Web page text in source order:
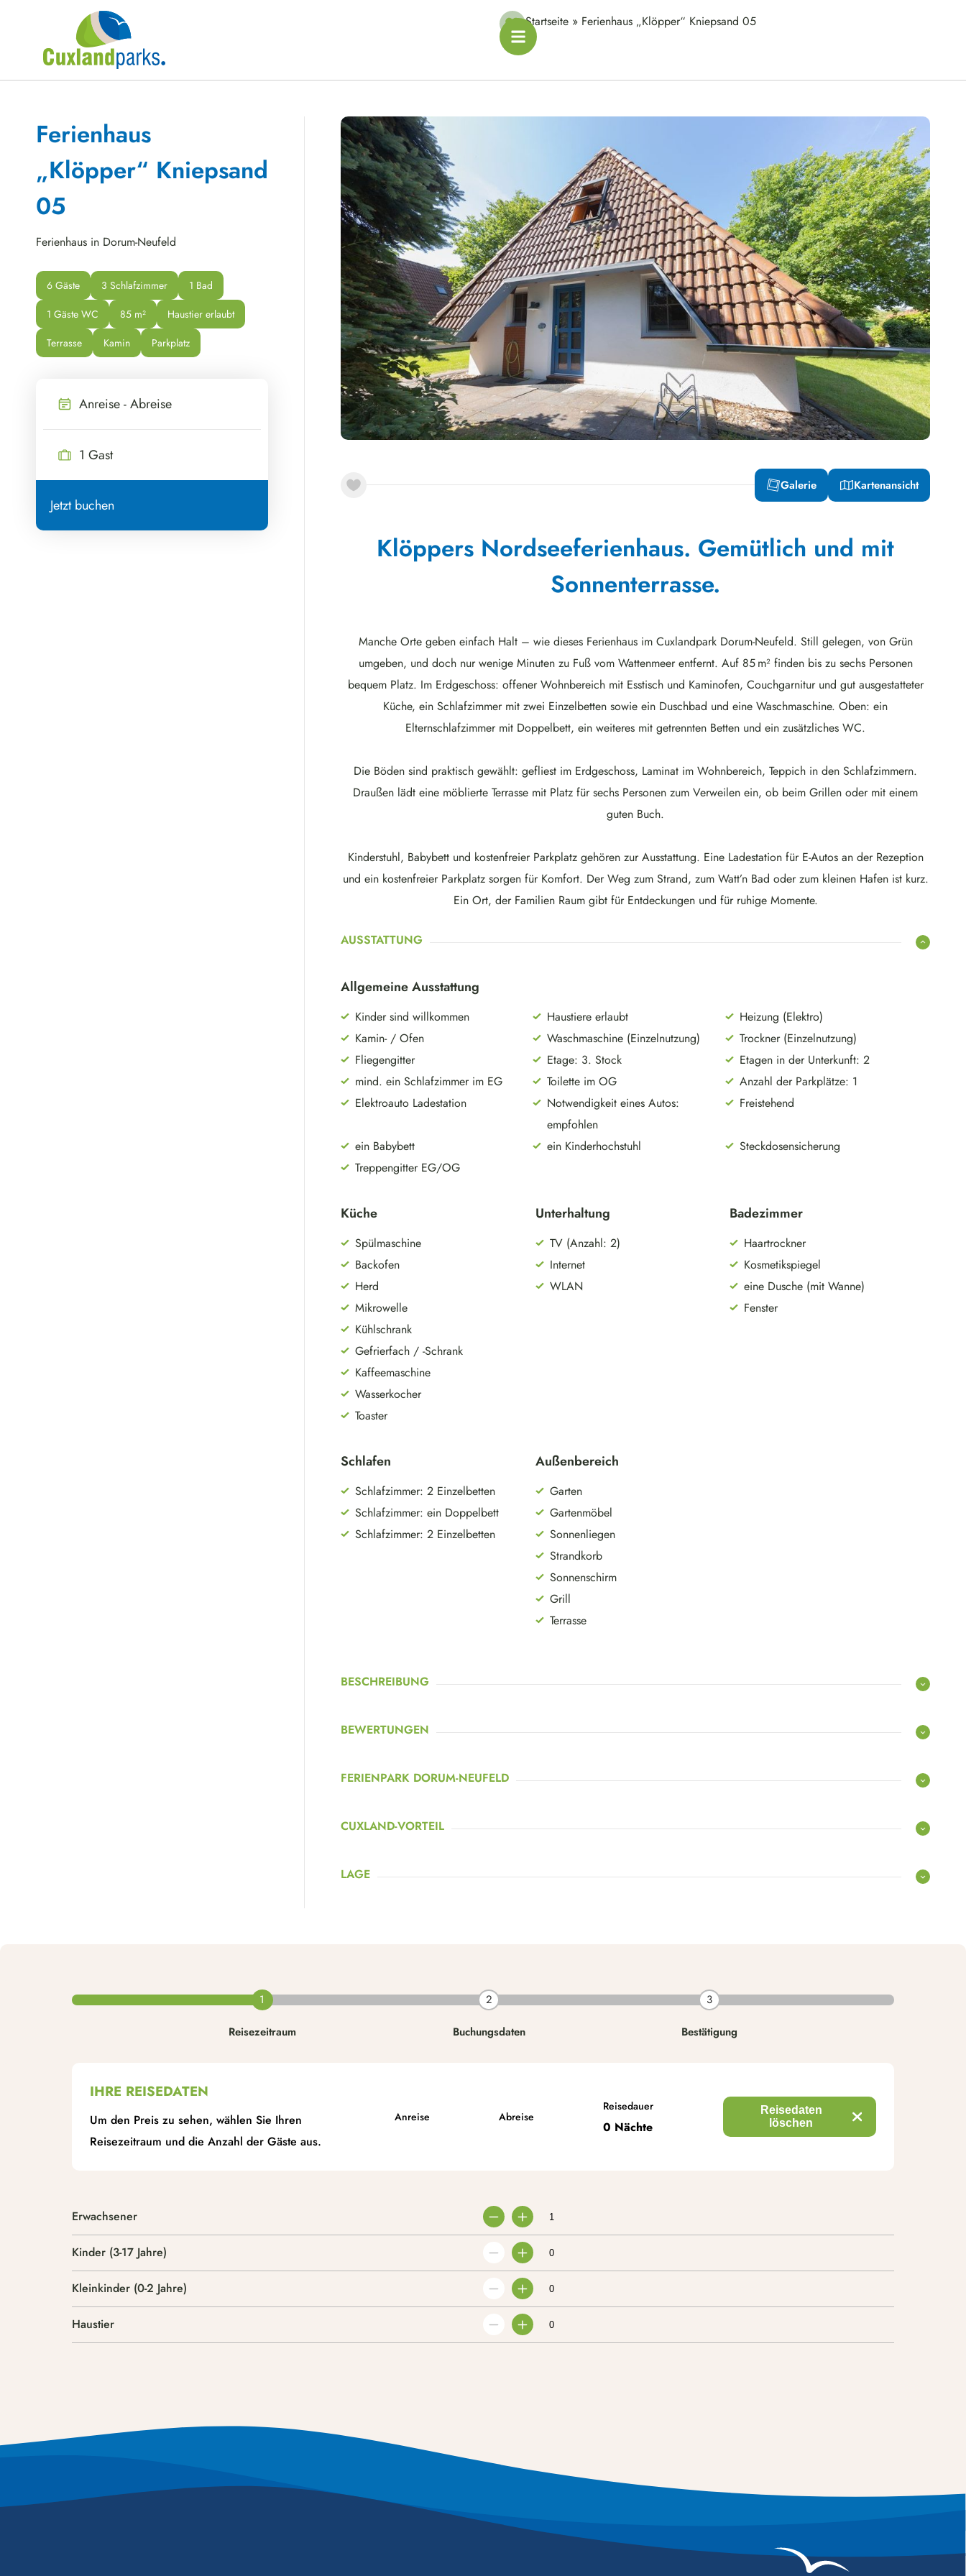
Startseite» Ferienhaus „Klöpper“ Kniepsand 05
Ferienhaus
„Klöpper“ Kniepsand
05
Ferienhaus in Dorum-Neufeld
6 Gäste 3 Schlafzimmer
1 Bad
1 Gäste WC
85 m²
Haustier erlaubt
Terrasse
Kamin Parkplatz
Galerie Kartenansicht
Klöppers Nordseeferienhaus. Gemütlich und mit
Sonnenterrasse.
Manche Orte geben einfach Halt – wie dieses Ferienhaus im Cuxlandpark Dorum-Neufeld. Still gelegen, von Grün
umgeben, und doch nur wenige Minuten zu Fuß vom Wattenmeer entfernt. Auf 85 m² finden bis zu sechs Personen
bequem Platz. Im Erdgeschoss: offener Wohnbereich mit Esstisch und Kaminofen, Couchgarnitur und gut ausgestatteter
Küche, ein Schlafzimmer mit zwei Einzelbetten sowie ein Duschbad und eine Waschmaschine. Oben: ein
Elternschlafzimmer mit Doppelbett, ein weiteres mit getrennten Betten und ein zusätzliches WC.
Die Böden sind praktisch gewählt: gefliest im Erdgeschoss, Laminat im Wohnbereich, Teppich in den Schlafzimmern.
Draußen lädt eine möblierte Terrasse mit Platz für sechs Personen zum Verweilen ein, ob beim Grillen oder mit einem
guten Buch.
Kinderstuhl, Babybett und kostenfreier Parkplatz gehören zur Ausstattung. Eine Ladestation für E-Autos an der Rezeption
und ein kostenfreier Parkplatz sorgen für Komfort. Der Weg zum Strand, zum Watt’n Bad oder zum kleinen Hafen ist kurz.
Ein Ort, der Familien Raum gibt für Entdeckungen und für ruhige Momente.
AUSSTATTUNG
Allgemeine Ausstattung
Kinder sind willkommen Haustiere erlaubt
Heizung (Elektro)
Kamin- / Ofen
Waschmaschine (Einzelnutzung)
Trockner (Einzelnutzung)
Fliegengitter
Etage: 3. Stock
Etagen in der Unterkunft: 2
mind. ein Schlafzimmer im EG
Toilette im OG
Anzahl der Parkplätze: 1
Elektroauto Ladestation
Notwendigkeit eines Autos:
empfohlen
Freistehend
ein Babybett ein Kinderhochstuhl
Steckdosensicherung
Treppengitter EG/OG
Küche
Spülmaschine
Backofen
Herd
Mikrowelle
Kühlschrank
Gefrierfach / -Schrank
Kaffeemaschine
Wasserkocher
Toaster
Unterhaltung
TV (Anzahl: 2)
Internet
WLAN
Badezimmer
Haartrockner
Kosmetikspiegel
eine Dusche (mit Wanne)
Fenster
Schlafen
Schlafzimmer: 2 Einzelbetten
Schlafzimmer: ein Doppelbett
Schlafzimmer: 2 Einzelbetten
Außenbereich
Garten
Gartenmöbel
Sonnenliegen
Strandkorb
Sonnenschirm
Grill
Terrasse
BESCHREIBUNG
BEWERTUNGEN
FERIENPARK DORUM-NEUFELD
CUXLAND-VORTEIL
LAGE